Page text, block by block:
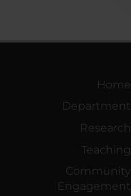
Home
Department
Research
Teaching
Community
Engagement